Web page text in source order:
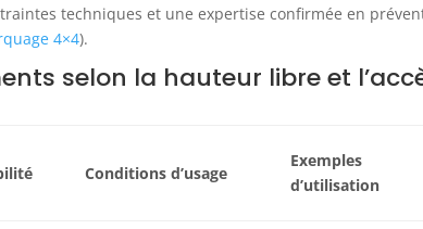
techniques et une expertise confirmée en
4×4).
selon la hauteur libre et
Conditions d’usage
Exemples
d’utilisation